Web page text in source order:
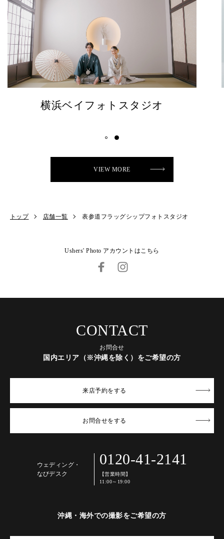
東京ベイフォトスタジオ
VIEW MORE
トップ 店舗一覧 表参道フラッグシップフォトスタジオ
Ushers' Photo アカウントはこちら
CONTACT
お問合せ
国内エリア（※沖縄を除く）をご希望の方
来店予約をする
お問合せをする
ウェディング・
なびデスク
0120-41-2141
【営業時間】
11:00～19:00
沖縄・海外での撮影をご希望の方